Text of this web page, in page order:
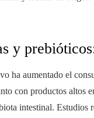
y
ha aumentado el
con productos altos
intestinal. Estudios